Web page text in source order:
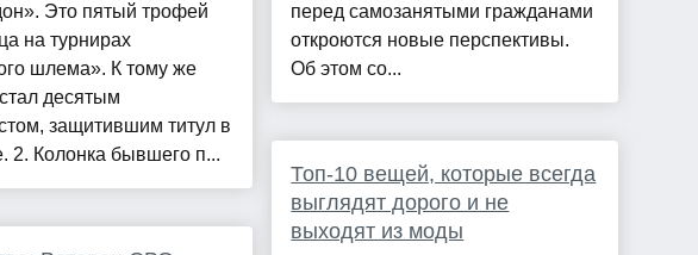
Это пятый трофей
на турнирах
шлема». К тому же
десятым
защитившим титул в
2. Колонка бывшего п...
перед самозанятыми гражданами
откроются новые перспективы.
Об этом со...
Топ-10 вещей, которые всегда
выглядят дорого и не
выходят из моды